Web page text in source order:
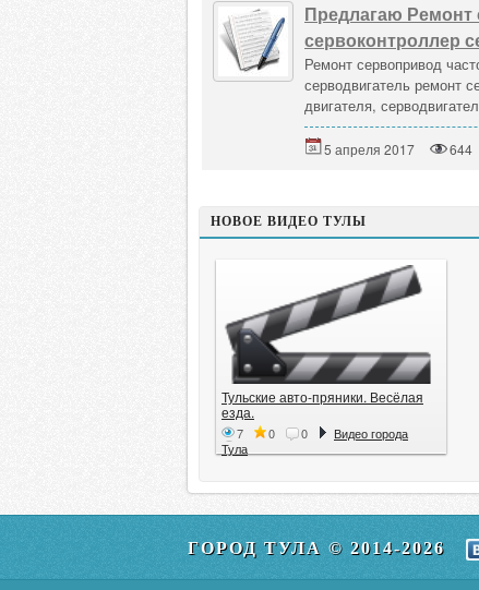
Предлагаю Ремонт
сервоконтроллер
Ремонт сервопривод
серводвигатель ремонт
двигателя,
5 апреля 2017 644
НОВОЕ ВИДЕО ТУЛЫ
Тульские авто-пряники. Весёлая
езда.
7 0 0
Видео города
Тула
ГОРОД ТУЛА © 2014-2026